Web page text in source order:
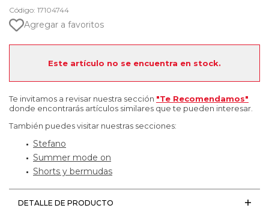
Código: 17104744
Agregar a favoritos
Este artículo no se encuentra en stock.
Te invitamos a revisar nuestra sección "Te Recomendamos"
donde encontrarás artículos similares que te pueden interesar.
También puedes visitar nuestras secciones:
Stefano
Summer mode on
Shorts y bermudas
DETALLE DE PRODUCTO